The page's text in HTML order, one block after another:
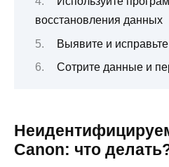
восстановления данных
Выявите и
Сотрите данные и
Canon: что